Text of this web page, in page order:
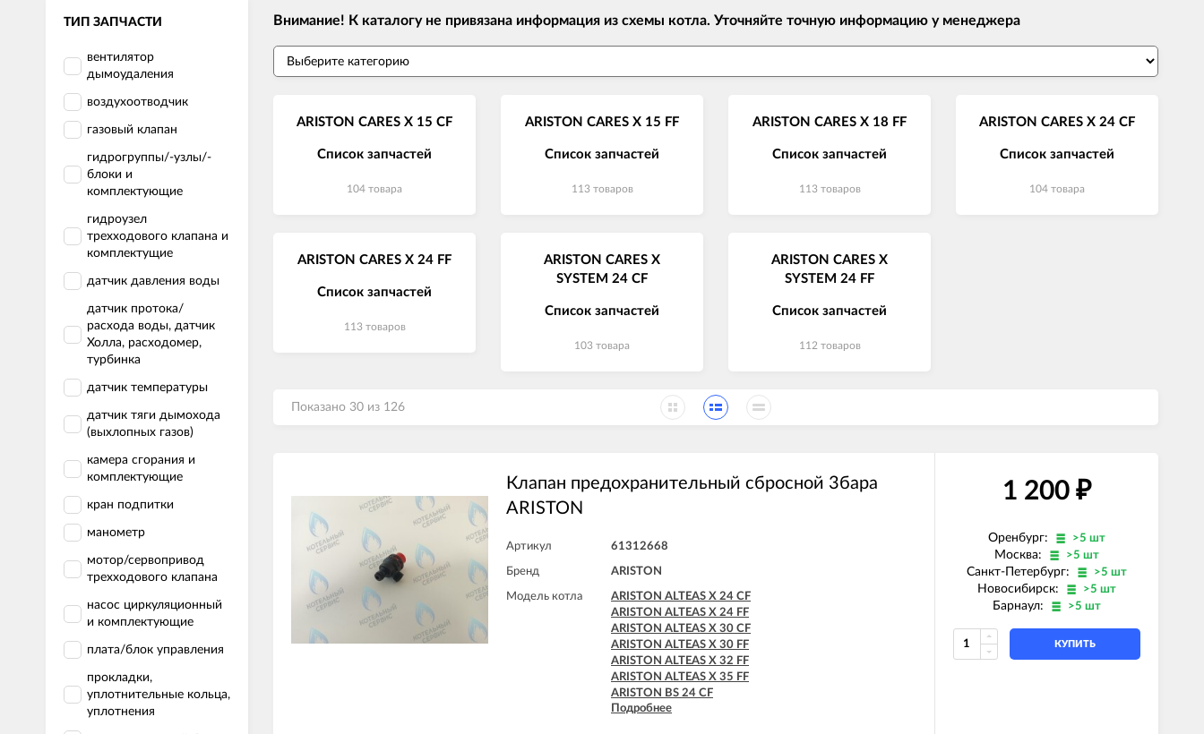
ТИП ЗАПЧАСТИ
вентилятор
дымоудаления
воздухоотводчик
газовый клапан
гидрогруппы/-узлы/-
блоки и
комплектующие
гидроузел
трехходового клапана и
комплектущие
датчик давления воды
датчик протока/
расхода воды, датчик
Холла, расходомер,
турбинка
датчик температуры
датчик тяги дымохода
(выхлопных газов)
камера сгорания и
комплектующие
кран подпитки
манометр
мотор/сервопривод
трехходового клапана
насос циркуляционный
и комплектующие
плата/блок управления
прокладки,
уплотнительные кольца,
уплотнения
Внимание! К каталогу не привязана информация из схемы котла. Уточняйте точную информацию у менеджера
ARISTON CARES X 15 CF
Список запчастей
104 товара
ARISTON CARES X 15 FF
Список запчастей
113 товаров
ARISTON CARES X 18 FF
Список запчастей
113 товаров
ARISTON CARES X 24 CF
Список запчастей
104 товара
ARISTON CARES X 24 FF
Список запчастей
113 товаров
ARISTON CARES X
SYSTEM 24 CF
Список запчастей
103 товара
ARISTON CARES X
SYSTEM 24 FF
Список запчастей
112 товаров
Показано 30 из 126
Клапан предохранительный сбросной 3бара
ARISTON
Артикул 61312668
Бренд ARISTON
Модель котла
ARISTON ALTEAS X 24 CF
ARISTON ALTEAS X 24 FF
ARISTON ALTEAS X 30 CF
ARISTON ALTEAS X 30 FF
ARISTON ALTEAS X 32 FF
ARISTON ALTEAS X 35 FF
ARISTON BS 24 CF
ARISTON BS 24 FF
Подробнее
1 200 ₽
Оренбург: >5 шт
Москва: >5 шт
Санкт-Петербург: >5 шт
Новосибирск: >5 шт
Барнаул: >5 шт
КУПИТЬ